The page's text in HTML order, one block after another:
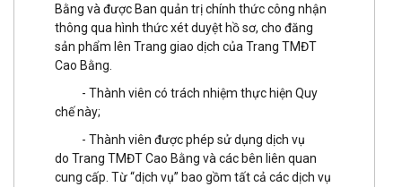
Bằng và được Ban quản trị chính thức công nhận
thông qua hình thức xét duyệt hồ sơ, cho đăng
sản phẩm lên Trang giao dịch của Trang TMĐT
Cao Bằng.
- Thành viên có trách nhiệm thực hiện Quy
chế này;
- Thành viên được phép sử dụng dịch vụ
do Trang TMĐT Cao Bằng và các bên liên quan
cung cấp. Từ “dịch vụ” bao gồm tất cả các dịch vụ